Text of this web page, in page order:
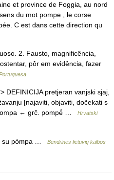
et province de Foggia, au nord
du mot pompe , le corse
C est dans cette direction qu
2. Fausto, magnificência,
pôr em evidência, fazer
DEFINICIJA pretjeran vanjski sjaj,
[najaviti, objaviti, dočekati s
← grč. pompḗ …
Hrvatski
su pòmpa …
Bendrinės lietuvių kalbos